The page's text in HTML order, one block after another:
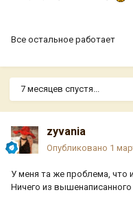
Все остальное работает
7 месяцев спустя...
zyvania
Опубликовано 1
У меня та же проблема, что
Ничего из